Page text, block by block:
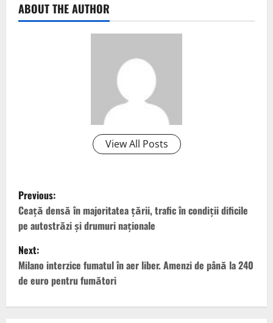
ABOUT THE AUTHOR
View All Posts
P
o
s
t
n
Previous:
Ceaţă densă în majoritatea ţării, trafic în condiţii dificile
pe autostrăzi şi drumuri naţionale
Next:
Milano interzice fumatul în aer liber. Amenzi de până la 240
de euro pentru fumători